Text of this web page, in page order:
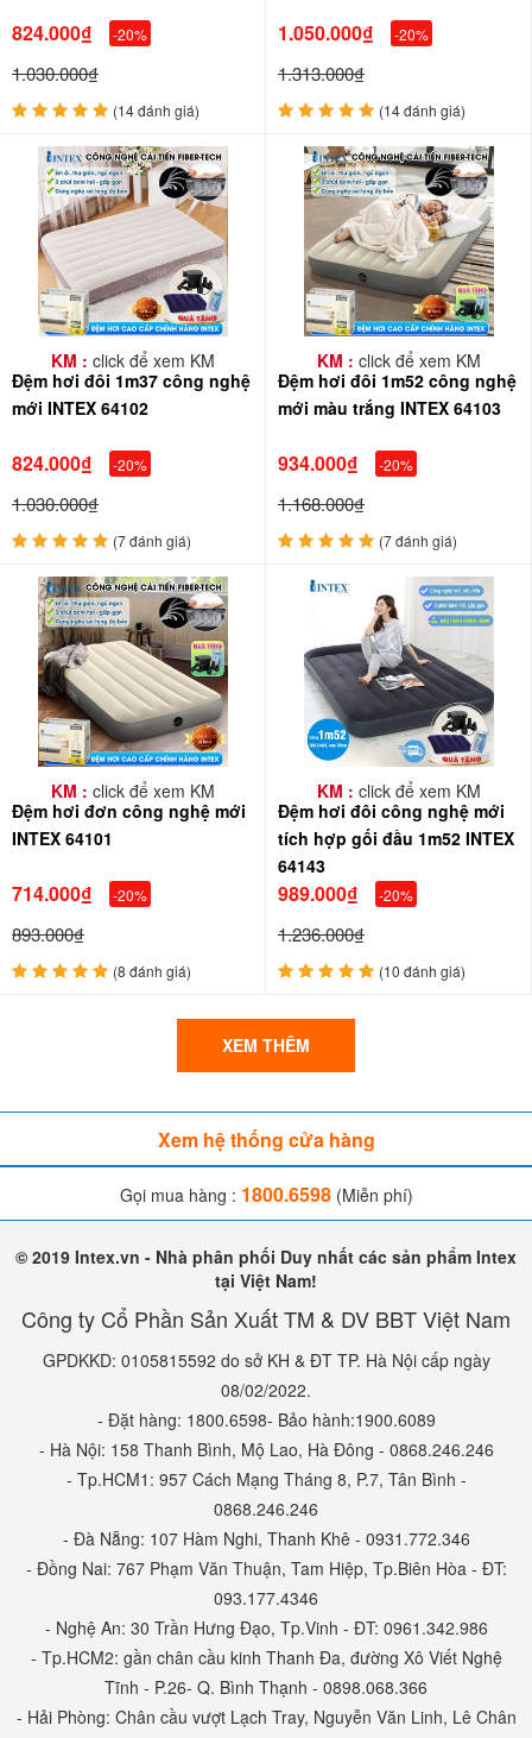
824.000₫ -20%
1.030.000₫
(14 đánh giá)
1.050.000₫ -20%
1.313.000₫
(14 đánh giá)
KM : click để xem KM
Đệm hơi đôi 1m37 công nghệ
mới INTEX 64102
824.000₫ -20%
1.030.000₫
(7 đánh giá)
KM : click để xem KM
Đệm hơi đôi 1m52 công nghệ
mới màu trắng INTEX 64103
934.000₫ -20%
1.168.000₫
(7 đánh giá)
KM : click để xem KM
Đệm hơi đơn công nghệ mới
INTEX 64101
714.000₫ -20%
893.000₫
(8 đánh giá)
KM : click để xem KM
Đệm hơi đôi công nghệ mới
tích hợp gối đầu 1m52 INTEX
64143
989.000₫ -20%
1.236.000₫
(10 đánh giá)
XEM THÊM
Xem hệ thống cửa hàng
Gọi mua hàng : 1800.6598(Miễn phí)
© 2019 Intex.vn - Nhà phân phối Duy nhất các sản phẩm Intex
tại Việt Nam!
Công ty Cổ Phần Sản Xuất TM & DV BBT Việt Nam
GPDKKD: 0105815592 do sở KH & ĐT TP. Hà Nội cấp ngày
08/02/2022.
- Đặt hàng: 1800.6598- Bảo hành:1900.6089
- Hà Nội: 158 Thanh Bình, Mộ Lao, Hà Đông - 0868.246.246
- Tp.HCM1: 957 Cách Mạng Tháng 8, P.7, Tân Bình -
0868.246.246
- Đà Nẵng: 107 Hàm Nghi, Thanh Khê - 0931.772.346
- Đồng Nai: 767 Phạm Văn Thuận, Tam Hiệp, Tp.Biên Hòa - ĐT:
093.177.4346
- Nghệ An: 30 Trần Hưng Đạo, Tp.Vinh - ĐT: 0961.342.986
- Tp.HCM2: gần chân cầu kinh Thanh Đa, đường Xô Viết Nghệ
Tĩnh - P.26- Q. Bình Thạnh - 0898.068.366
- Hải Phòng: Chân cầu vượt Lạch Tray, Nguyễn Văn Linh, Lê Chân